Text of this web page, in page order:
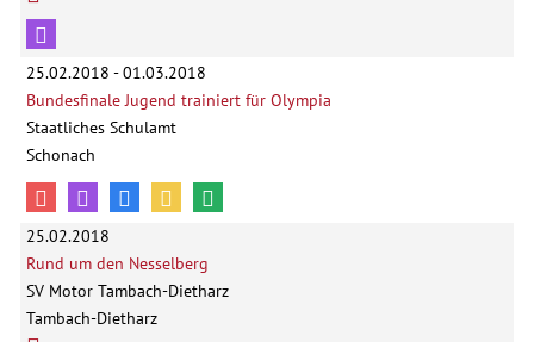
25.02.2018 - 01.03.2018
Bundesfinale Jugend trainiert für Olympia
Staatliches Schulamt
Schonach
25.02.2018
Rund um den Nesselberg
SV Motor Tambach-Dietharz
Tambach-Dietharz